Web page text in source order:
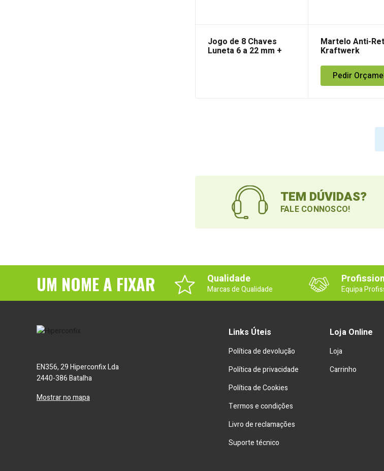
Jogo de 8 Chaves
Luneta 6 a 22 mm +
Martelo Anti-
Kraftwerk
Pedir
TEM DÚVIDAS?
FALE CONNOSCO!
UM NOME A FIXAR Qualidade
Marcas de Qualidade Equipa
EN356, 29 Hiperconfix Lda
2440-386 Batalha
Mostrar no mapa
Links Úteis
Política de devolução
Política de privacidade
Política de Cookies
Termos e condições
Livro de reclamações
Suporte técnico
Loja Online
Loja
Carrinho